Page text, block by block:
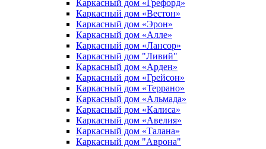
Каркасный дом «Грефорд»
Каркасный дом «Вестон»
Каркасный дом «Эрон»
Каркасный дом «Алле»
Каркасный дом «Лансор»
Каркасный дом "Ливий"
Каркасный дом «Арден»
Каркасный дом «Грейсон»
Каркасный дом «Террано»
Каркасный дом «Альмада»
Каркасный дом «Калиса»
Каркасный дом «Авелия»
Каркасный дом «Талана»
Каркасный дом "Аврона"